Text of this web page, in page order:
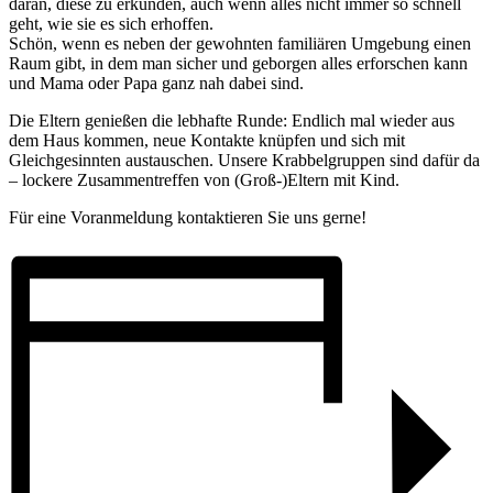
daran, diese zu erkunden, auch wenn alles nicht immer so schnell
geht, wie sie es sich erhoffen.
Schön, wenn es neben der gewohnten familiären Umgebung einen
Raum gibt, in dem man sicher und geborgen alles erforschen kann
und Mama oder Papa ganz nah dabei sind.
Die Eltern genießen die lebhafte Runde: Endlich mal wieder aus
dem Haus kommen, neue Kontakte knüpfen und sich mit
Gleichgesinnten austauschen. Unsere Krabbelgruppen sind dafür da
– lockere Zusammentreffen von (Groß-)Eltern mit Kind.
Für eine Voranmeldung kontaktieren Sie uns gerne!